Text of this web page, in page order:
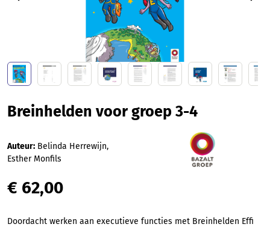
Breinhelden voor groep 3-4
Auteur: Belinda Herrewijn,
Esther Monfils
€ 62,00
Doordacht werken aan executieve functies met Breinhelden Effi